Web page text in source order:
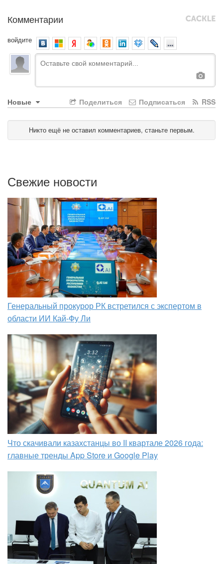
Комментарии
войдите
Новые RSS
Подписаться
Поделиться
Никто ещё не оставил комментариев, станьте первым.
Свежие новости
Генеральный прокурор РК встретился с экспертом в
области ИИ Кай-Фу Ли
Что скачивали казахстанцы во II квартале 2026 года:
главные тренды App Store и Google Play